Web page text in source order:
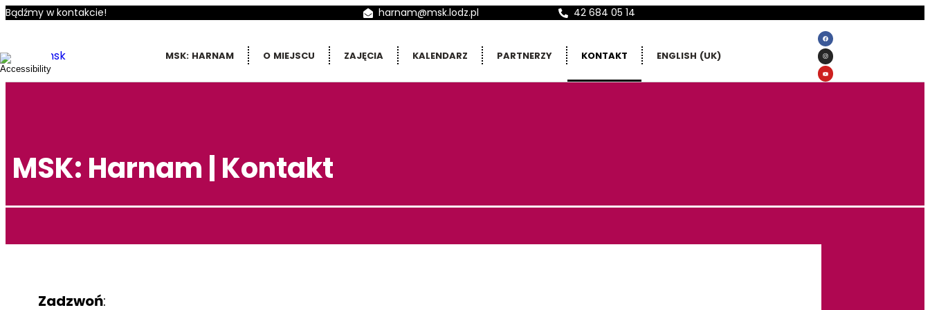
Bądźmy w kontakcie! harnam@msk.lodz.pl 42 684 05 14
MSK: HARNAM O MIEJSCU ZAJĘCIA KALENDARZ PARTNERZY KONTAKT ENGLISH (UK)
MSK: Harnam | Kontakt
Zadzwoń: